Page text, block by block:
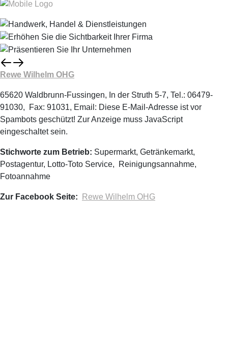
Rewe Wilhelm OHG
65620 Waldbrunn-Fussingen, In der Struth 5-7, Tel.: 06479-
91030, Fax: 91031, Email: Diese E-Mail-Adresse ist vor
Spambots geschützt! Zur Anzeige muss JavaScript
eingeschaltet sein.
Stichworte zum Betrieb: Supermarkt, Getränkemarkt,
Postagentur, Lotto-Toto Service, Reinigungsannahme,
Fotoannahme
Zur Facebook Seite: Rewe Wilhelm OHG